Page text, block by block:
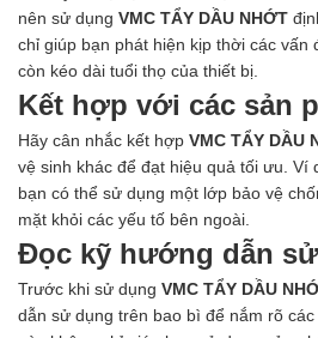
Ngành Hóa Dầu
Ngành Giấy
Liên hệ
Tuyển dụng
nên sử dụng VMC TẨY DẦU NHỚT
chỉ giúp bạn phát hiện kịp thời các vấn
còn kéo dài tuổi thọ của thiết bị.
Kết hợp với các sản
Hãy cân nhắc kết hợp VMC TẨY DẦU
vệ sinh khác để đạt hiệu quả tối ưu. Ví
bạn có thể sử dụng một lớp bảo vệ
mặt khỏi các yếu tố bên ngoài.
Đọc kỹ hướng dẫn
Trước khi sử dụng VMC TẨY DẦU
dẫn sử dụng trên bao bì để nắm rõ